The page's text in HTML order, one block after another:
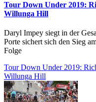
Tour Down Under 2019:
Willunga Hill
Daryl Impey siegt in der
Porte sichert sich den Sieg
Folge
Tour Down Under 2019:
Willunga Hill